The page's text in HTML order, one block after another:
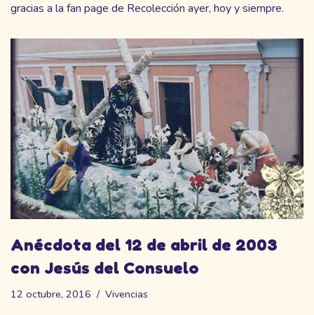
gracias a la fan page de Recolección ayer, hoy y siempre.
Anécdota del 12 de abril de 2003
con Jesús del Consuelo
12 octubre, 2016 Vivencias